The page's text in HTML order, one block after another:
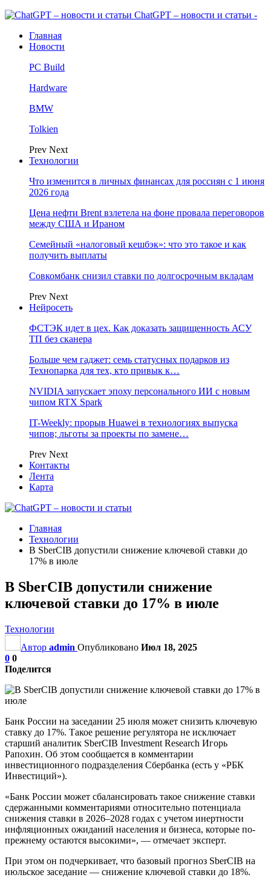
ChatGPT – новости и статьи -
Главная
Новости
PC Build
Hardware
BMW
Tolkien
Prev Next
Технологии
Что изменится в личных финансах для россиян с 1 июня
2026 года
Цена нефти Brent взлетела на фоне провала переговоров
между США и Ираном
Семейный «налоговый кешбэк»: что это такое и как
получить выплаты
Совкомбанк снизил ставки по долгосрочным вкладам
Prev Next
Нейросеть
ФСТЭК идет в цех. Как доказать защищенность АСУ
ТП без сканера
Больше чем гаджет: семь статусных подарков из
Технопарка для тех, кто привык к…
NVIDIA запускает эпоху персонального ИИ с новым
чипом RTX Spark
IT-Weekly: прорыв Huawei в технологиях выпуска
чипов; льготы за проекты по замене…
Prev Next
Контакты
Лента
Карта
Главная
Технологии
В SberCIB допустили снижение ключевой ставки до
17% в июле
В SberCIB допустили снижение
ключевой ставки до 17% в июле
Технологии
Автор admin Опубликовано Июл 18, 2025
0 0
Поделится
Банк России на заседании 25 июля может снизить ключевую
ставку до 17%. Такое решение регулятора не исключает
старший аналитик SberCIB Investment Research Игорь
Рапохин. Об этом сообщается в комментарии
инвестиционного подразделения Сбербанка (есть у «РБК
Инвестиций»).
«Банк России может сбалансировать такое снижение ставки
сдержанными комментариями относительно потенциала
снижения ставки в 2026–2028 годах с учетом инертности
инфляционных ожиданий населения и бизнеса, которые по-
прежнему остаются высокими», — отмечает эксперт.
При этом он подчеркивает, что базовый прогноз SberCIB на
июльское заседание — снижение ключевой ставки до 18%.